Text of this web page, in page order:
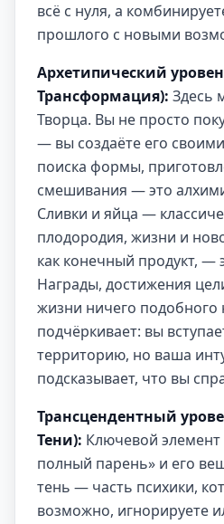
всё с нуля, а
прошлого с новыми
Архетипический
Трансформация): Здесь
Творца. Вы не просто
— вы создаёте его
поиска формы,
смешивания — это
Сливки и яйца —
плодородия, жизни и
как конечный продукт, —
Награды, достижения
жизни ничего подобного
подчёркивает: вы
территорию, но ваша
подсказывает, что вы
Трансцендентный
Тени): Ключевой
полный парень» и его
тень — часть психики,
возможно, игнорируете